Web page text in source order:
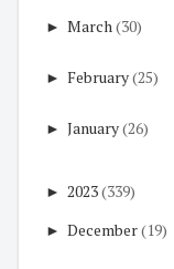
► March(30)
► February(25)
► January(26)
► 2023(339)
► December(19)